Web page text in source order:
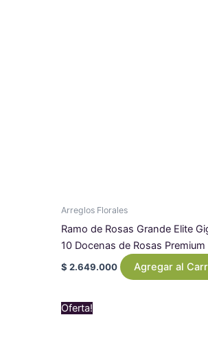
Arreglos Florales
Ramo de Rosas Grande Elite
10 Docenas de Rosas Premium
$ 2.649.000 Agregar al
Oferta!